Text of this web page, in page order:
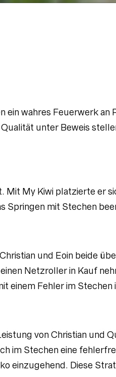
ein wahres Feuerwerk
unter Beweis
My Kiwi platzierte er
mit Stechen
und Eoin beide
Netzroller in Kauf
einem Fehler im Stechen
von Christian und
im Stechen eine
Diese